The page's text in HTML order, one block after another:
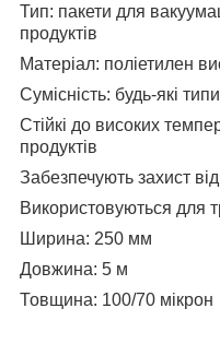
Тип: пакети для
продуктів
Матеріал: поліетилен
Сумісність: будь-які
Стійкі до високих
продуктів
Забезпечують захист
Використовуються для
Ширина: 250 мм
Довжина: 5 м
Товщина: 100/70 мікрон